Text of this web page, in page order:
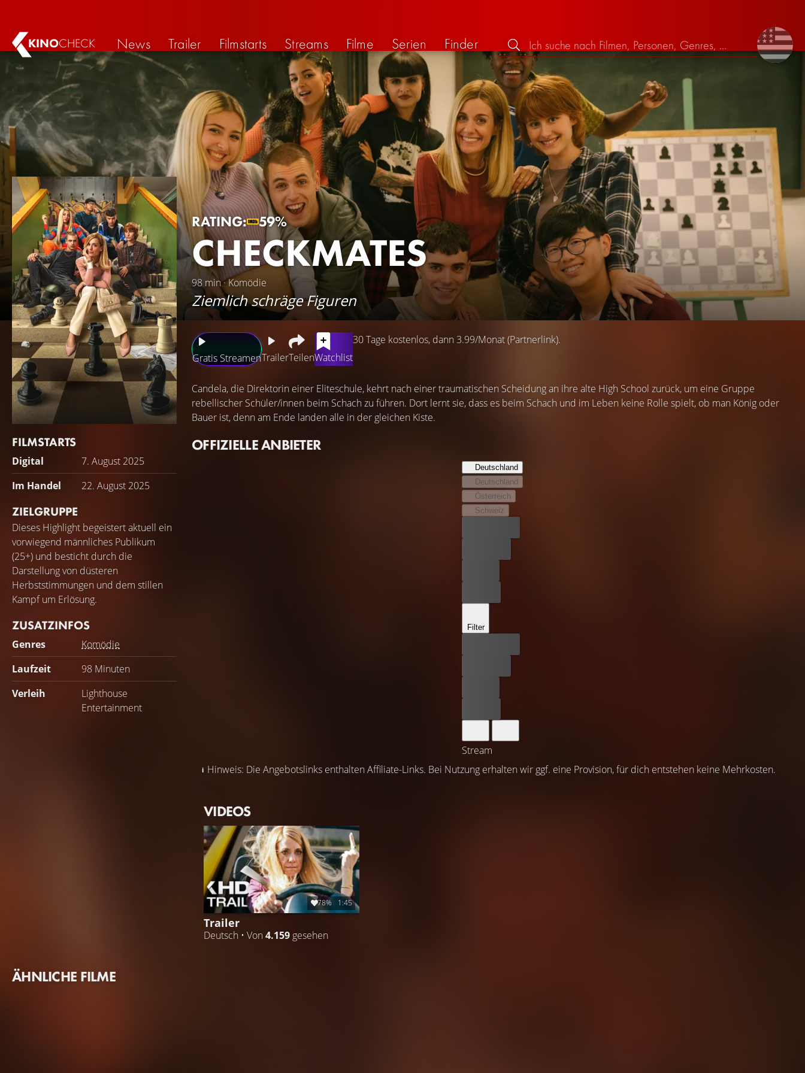
KINOCHECK News Trailer Filmstarts Streams Filme Serien Finder
RATING: 59%
CHECKMATES
98 min · Komödie
Ziemlich schräge Figuren
FILMSTARTS
Digital
7. August 2025
Im Handel
22. August 2025
ZIELGRUPPE
Dieses Highlight begeistert aktuell ein
vorwiegend männliches Publikum
(25+) und besticht durch die
Darstellung von düsteren
Herbststimmungen und dem stillen
Kampf um Erlösung.
ZUSATZINFOS
Genres
Komödie
Laufzeit
98 Minuten
Verleih
Lighthouse
Entertainment
Gratis StreamenTrailerTeilenWatchlist
30 Tage kostenlos, dann 3.99/Monat (Partnerlink).
Candela, die Direktorin einer Eliteschule, kehrt nach einer traumatischen Scheidung an ihre alte High School zurück, um eine Gruppe
rebellischer Schüler/innen beim Schach zu führen. Dort lernt sie, dass es beim Schach und im Leben keine Rolle spielt, ob man König oder
Bauer ist, denn am Ende landen alle in der gleichen Kiste.
OFFIZIELLE ANBIETER
Deutschland
Deutschland
Österreich
Schweiz
Filter
Stream
Hinweis: Die Angebotslinks enthalten Affiliate-Links. Bei Nutzung erhalten wir ggf. eine Provision, für dich entstehen keine Mehrkosten.
VIDEOS
78% 1:45
Trailer
Deutsch • Von4.159 gesehen
ÄHNLICHE FILME